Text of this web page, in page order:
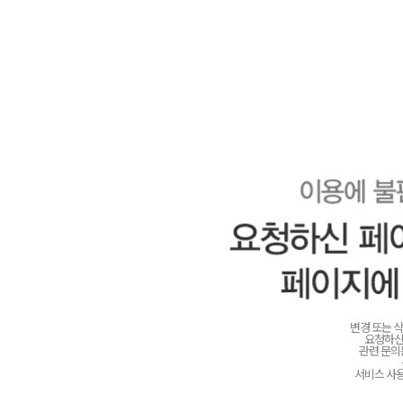
변경 또는
요청하
관련 문
서비스 사